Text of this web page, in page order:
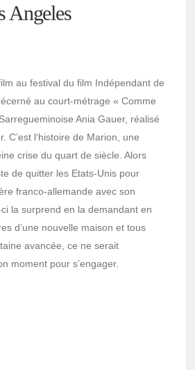
Angeles
au festival du film Indépendant de
au court-métrage « Comme
Ania Gauer, réalisé
C’est l‘histoire de Marion, une
crise du quart de siècle. Alors
de quitter les Etats-Unis pour
franco-allemande avec son
la surprend en la demandant en
d’une nouvelle maison et tous
avancée, ce ne serait
moment pour s’engager.